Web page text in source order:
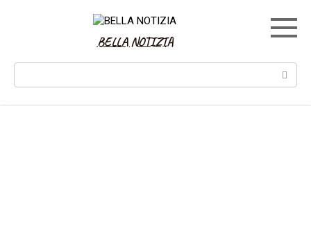
BELLA NOTIZIA
Search: